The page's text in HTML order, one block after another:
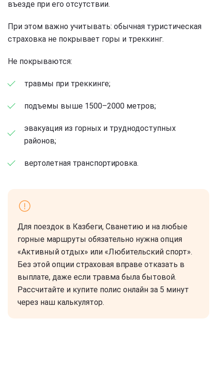
въезде при его отсутствии.
При этом важно учитывать: обычная туристическая
страховка не покрывает горы и треккинг.
Не покрываются:
травмы при треккинге;
подъемы выше 1500–2000 метров;
эвакуация из горных и труднодоступных
районов;
вертолетная транспортировка.
Для поездок в Казбеги, Сванетию и на любые
горные маршруты обязательно нужна опция
«Активный отдых» или «Любительский спорт».
Без этой опции страховая вправе отказать в
выплате, даже если травма была бытовой.
Рассчитайте и купите полис онлайн за 5 минут
через наш калькулятор.